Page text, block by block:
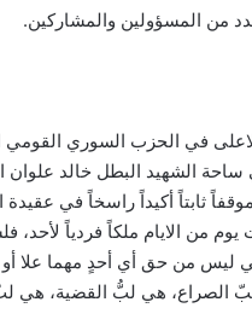
من المسؤولين والمشاركين.
في الحزب السوري
ساحة الشهيد البطل خالد
ثابتاً أكيداً راسخاً في
من الايام ملكاً فردياً لأحد،
ليس من حق أي أحدٍ مهما
الصراع، هي لبُّ القضية، هي